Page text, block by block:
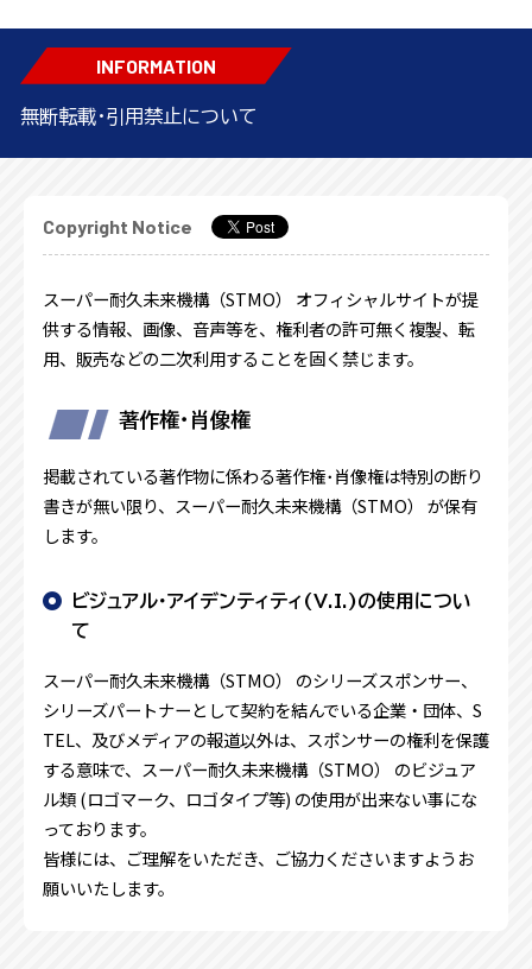
INFORMATION
無断転載・引用禁止について
Copyright Notice
スーパー耐久未来機構（STMO） オフィシャルサイトが提
供する情報、画像、音声等を、権利者の許可無く複製、転
用、販売などの二次利用することを固く禁じます。
著作権･肖像権
掲載されている著作物に係わる著作権･肖像権は特別の断り
書きが無い限り、スーパー耐久未来機構（STMO） が保有
します。
ビジュアル・アイデンティティ(V.I.)の使用につい
て
スーパー耐久未来機構（STMO） のシリーズスポンサー、
シリーズパートナーとして契約を結んでいる企業・団体、S
TEL、及びメディアの報道以外は、スポンサーの権利を保護
する意味で、スーパー耐久未来機構（STMO） のビジュア
ル類 (ロゴマーク、ロゴタイプ等) の使用が出来ない事にな
っております。
皆様には、ご理解をいただき、ご協力くださいますようお
願いいたします。